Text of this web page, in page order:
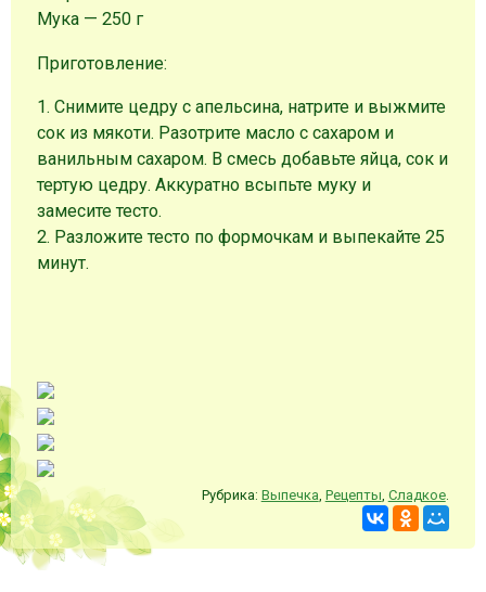
Мука — 250 г
Приготовление:
1. Снимите цедру с апельсина, натрите и выжмите
сок из мякоти. Разотрите масло с сахаром и
ванильным сахаром. В смесь добавьте яйца, сок и
тертую цедру. Аккуратно всыпьте муку и
замесите тесто.
2. Разложите тесто по формочкам и выпекайте 25
минут.
Рубрика: Выпечка, Рецепты, Сладкое.